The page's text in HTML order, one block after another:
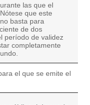
las que el
que este
basta para
de dos
período de validez
completamente
el que se emite el